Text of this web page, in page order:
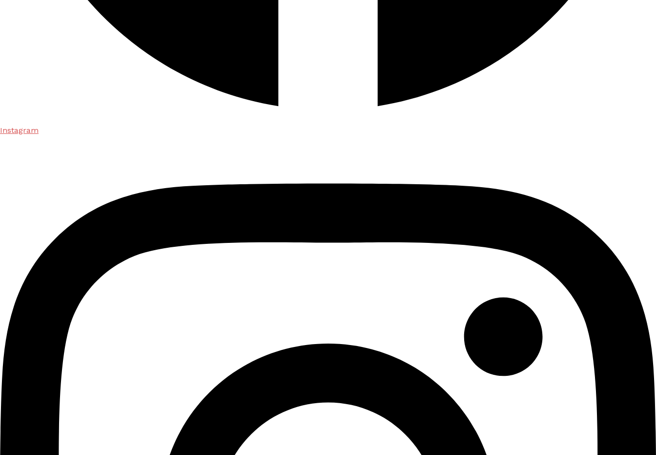
Instagram